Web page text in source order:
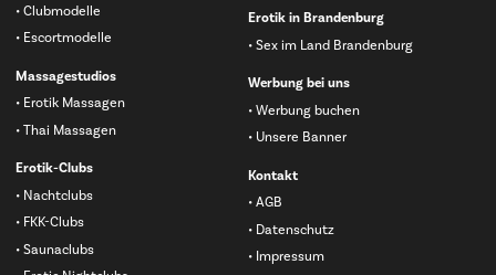
Clubmodelle
Escortmodelle
Massagestudios
Erotik Massagen
Thai Massagen
Erotik-Clubs
Nachtclubs
FKK-Clubs
Saunaclubs
Erotik in Brandenburg
Sex im Land Brandenburg
Werbung bei uns
Werbung buchen
Unsere Banner
Kontakt
AGB
Datenschutz
Impressum